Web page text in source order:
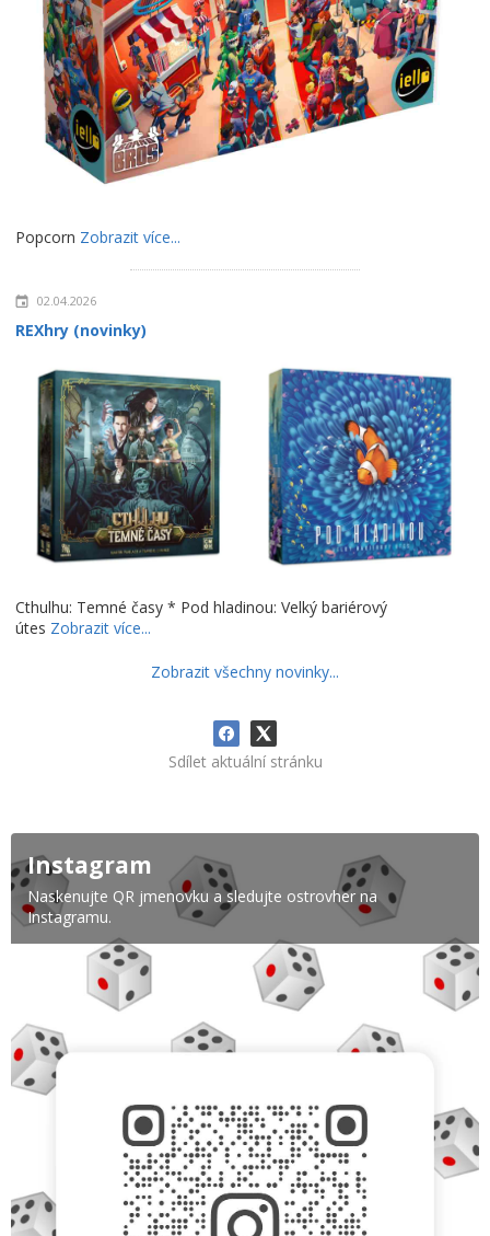
Popcorn Zobrazit více...
02.04.2026
REXhry (novinky)
Cthulhu: Temné časy * Pod hladinou: Velký bariérový
útes Zobrazit více...
Zobrazit všechny novinky...
Sdílet aktuální stránku
Instagram
Naskenujte QR jmenovku a sledujte ostrovher na
Instagramu.